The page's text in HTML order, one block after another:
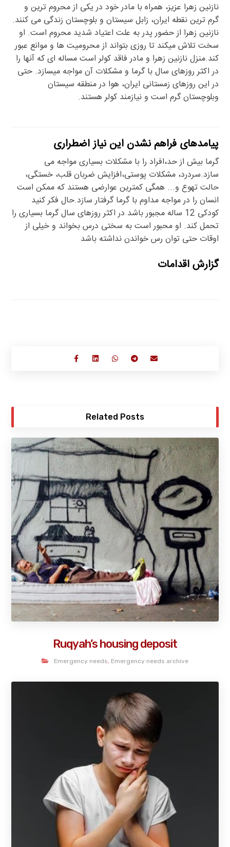
نازنین زهرا عزیز، همراه با مادر خود در یکی از محروم ترین و
گرم ترین نقطه ایران، زابل سیستان و بلوچستان زندگی می کنند.
نازنین زهرا از حضور پدر به علت اعتیاد شدید محروم است. او
سخت تلاش میکند تا روزی بتواند از محرومیت ها و موانع عبور
کند.منزل نازنین زهرا و مادر فاقد کولر است مساله ای که آنها را
در اکثر روزهای سال با گرما و مشکلات آن مواجه میسازد. حتی
در این روزهای زمستانی ایران، هوا در منطقه سیستان
وبلوچستان گرم است و نیازمند کولر هستند.
پیامدهای فراهم نشدن این نیاز اضطراری
گرما بیش از حد،افراد را با مشکلات بسیاری مواجه می
سازد.سردرد، مشکلات پوستی،افزایش ضربان قلب، خستگی،
حالت تهوع و... همگی کمترین عوارضی هستند که ممکن است
انسان را در مواجه مداوم با گرما گرفتار سازد.حال فکر کنید
کودکی 12 ساله مجبور باشد در اکثر روزهای سال گرما بسیاری را
تحمل کند. او محبور است به سختی درس بخواند و خیلی از
اوقات حتی توان رس خواندن نداشته باشد
گزارش اقدامات
Related Posts
Ruqyah’s housing deposit
Emergency needs, Emergency needs archive